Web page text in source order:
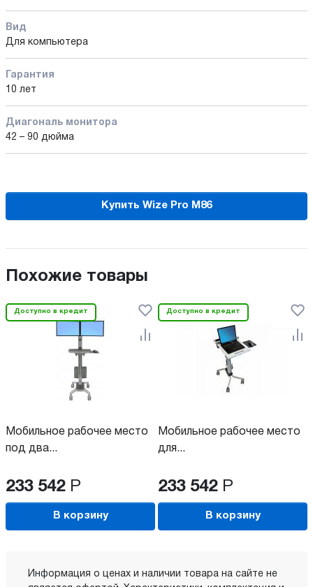
Вид
Для компьютера
Гарантия
10 лет
Диагональ монитора
42 – 90 дюйма
Купить Wize Pro M86
Похожие товары
Доступно в кредит
Мобильное рабочее место
под два...
233 542 Р
В корзину
Доступно в кредит
Мобильное рабочее место
для...
233 542 Р
В корзину
Информация о ценах и наличии товара на сайте не